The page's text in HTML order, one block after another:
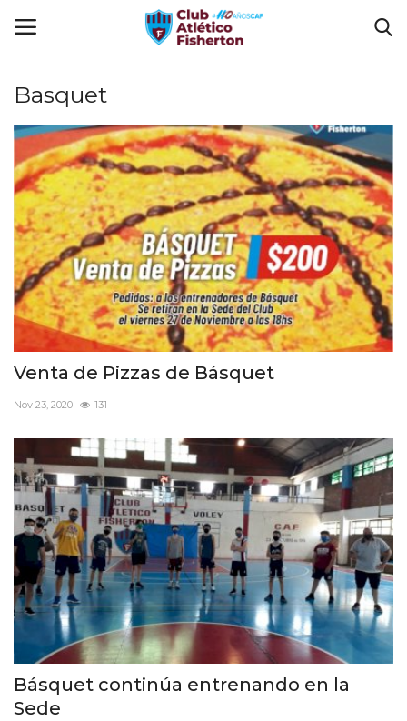
Ingresar
Home
El Club
Disciplinas
Tienda CAF
Sede Virtual
FUTBOL INTERNO 2025
Contacto
Basquet
Venta de Pizzas de Básquet
Nov 23, 2020 131
Básquet continúa entrenando en la
Sede